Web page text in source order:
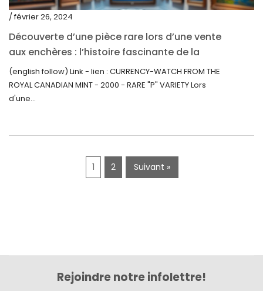
décembre 2019
octobre 2019
septembre 2019
juin 2019
avril 2019
/ février 26, 2024
Découverte d’une pièce rare lors d’une vente
aux enchères : l’histoire fascinante de la
Monnaie-Montre de la Monnaie Royale du
Canada (2000) Rare Variété « P »
(english follow) Link - lien : CURRENCY-WATCH FROM THE
ROYAL CANADIAN MINT - 2000 - RARE "P" VARIETY Lors
d'une...
1 2 Suivant »
Rejoindre notre infolettre!